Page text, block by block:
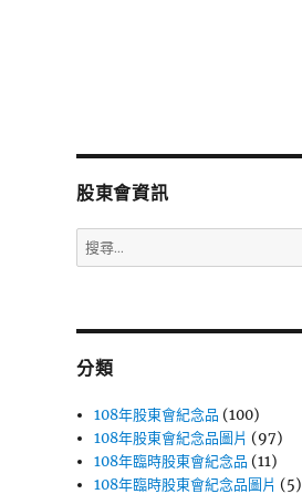
股東會資訊
搜
尋
字:
分類
108年股東會紀念品 (100)
108年股東會紀念品圖片 (97)
108年臨時股東會紀念品 (11)
108年臨時股東會紀念品圖片 (5)